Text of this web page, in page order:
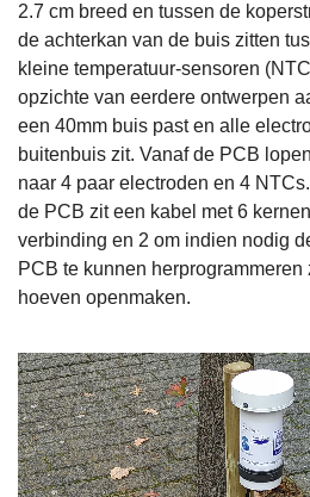
2.7 cm breed en tussen de
de achterkan van de buis zitten
kleine temperatuur-sensoren
opzichte van eerdere ontwerpen
een 40mm buis past en alle
buitenbuis zit. Vanaf de PCB
naar 4 paar electroden en 4
de PCB zit een kabel met 6
verbinding en 2 om indien nodig
PCB te kunnen
hoeven openmaken.